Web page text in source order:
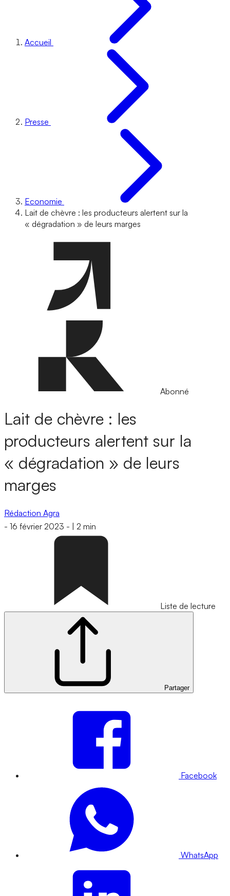
Accueil
Presse
Economie
Lait de chèvre : les producteurs alertent sur la
« dégradation » de leurs marges
Abonné
Lait de chèvre : les
producteurs alertent sur la
« dégradation » de leurs
marges
Rédaction Agra
- 16 février 2023 - 2 min
Liste de lecture
Partager
Facebook
WhatsApp